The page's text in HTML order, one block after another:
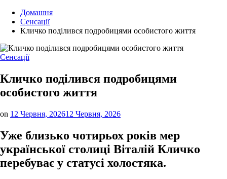
Домашня
Сенсації
Кличко поділився подробицями особистого життя
Опублікувати
Сенсації
Кличко поділився подробицями
особистого життя
on 12 Червня, 202612 Червня, 2026
Уже близько чотирьох років мер
української столиці Віталій Кличко
перебуває у статусі холостяка.